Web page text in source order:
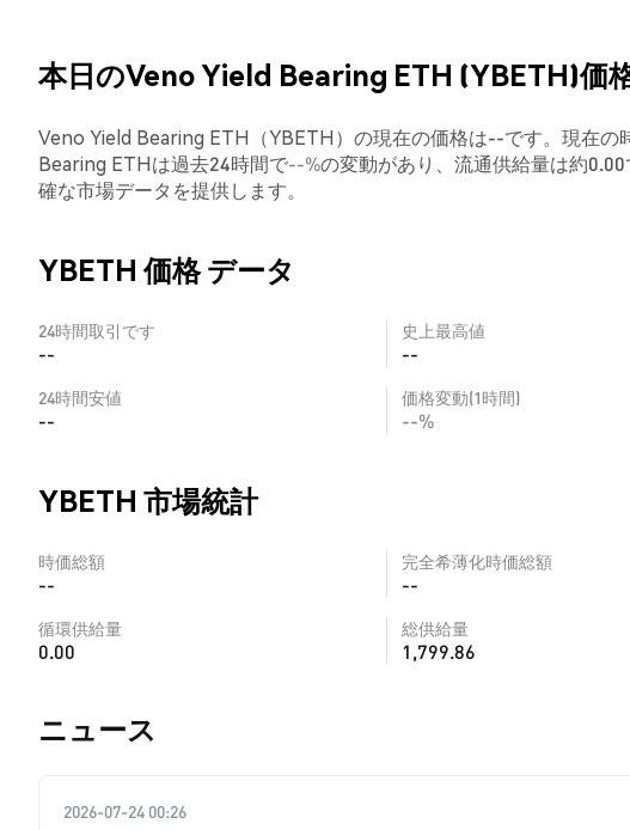
本日のVeno Yield Bearing ETH (YBETH)価
Veno Yield Bearing ETH（YBETH）の現在の価格は--です。現在
Bearing ETHは過去24時間で--%の変動があり、流通供給量は約
確な市場データを提供します。
YBETH 価格 データ
24時間取引です
--
史上最高値
--
24時間安値
--
価格変動(1時間)
--%
YBETH 市場統計
時価総額
--
完全希薄化時価総額
--
循環供給量
0.00
総供給量
1,799.86
​​ニュース​​
2026-07-24 00:26